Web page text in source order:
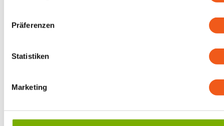
Präferenzen
Statistiken
Marketing